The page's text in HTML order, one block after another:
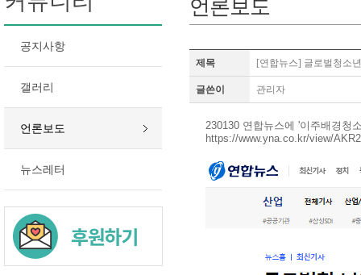
공지사항
갤러리
언론보도
뉴스레터
언론보도
제목 [연합뉴스] 글로벌청소
글쓴이 관리자
230130 연합뉴스에 '이주배경청
https://www.yna.co.kr/view/